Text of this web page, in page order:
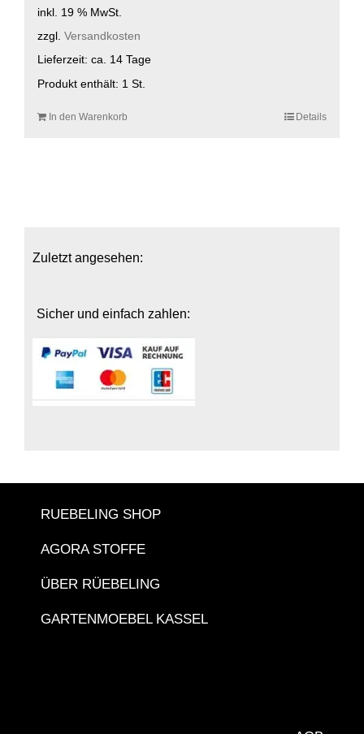
inkl. 19 % MwSt.
zzgl. Versandkosten
Lieferzeit: ca. 14 Tage
Produkt enthält: 1 St.
In den Warenkorb Details
Zuletzt angesehen:
Sicher und einfach zahlen:
RUEBELING SHOP
AGORA STOFFE
ÜBER RÜEBELING
GARTENMOEBEL KASSEL